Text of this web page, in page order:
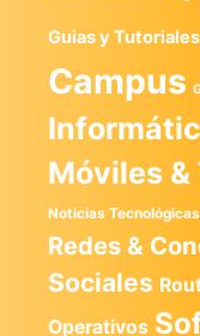
Guias y Tutoriales
Campus
Móviles
Noticias Tecnológicas
Redes &
Sociales
Operativos